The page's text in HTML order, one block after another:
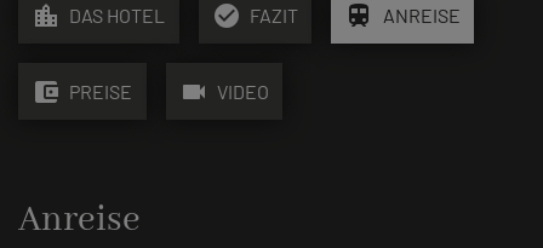
location_city DAS HOTEL check_circle FAZIT train ANREISE
account_balance_wallet PREISE videocam VIDEO
Anreise